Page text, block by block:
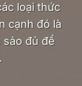
loại thức
cạnh đó là
sảo đủ để